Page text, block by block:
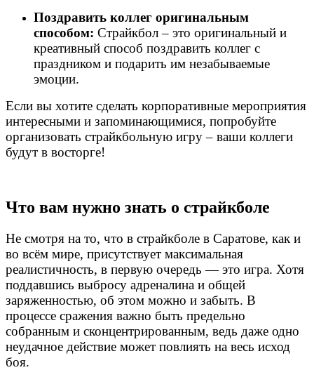
Поздравить коллег оригинальным
способом: Страйкбол – это оригинальный и
креативный способ поздравить коллег с
праздником и подарить им незабываемые
эмоции.
Если вы хотите сделать корпоративные мероприятия
интересными и запоминающимися, попробуйте
организовать страйкбольную игру – ваши коллеги
будут в восторге!
Что вам нужно знать о страйкболе
Не смотря на то, что в страйкболе в Саратове, как и
во всём мире, присутствует максимальная
реалистичность, в первую очередь — это игра. Хотя
поддавшись выбросу адреналина и общей
заряженностью, об этом можно и забыть. В
процессе сражения важно быть предельно
собранным и сконцентрированным, ведь даже одно
неудачное действие может повлиять на весь исход
боя.